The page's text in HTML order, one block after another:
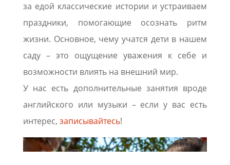
за едой классические истории и устраиваем
праздники, помогающие осознать ритм
жизни. Основное, чему учатся дети в нашем
саду – это ощущение уважения к себе и
возможности влиять на внешний мир.
У нас есть дополнительные занятия вроде
английского или музыки – если у вас есть
интерес, записывайтесь!